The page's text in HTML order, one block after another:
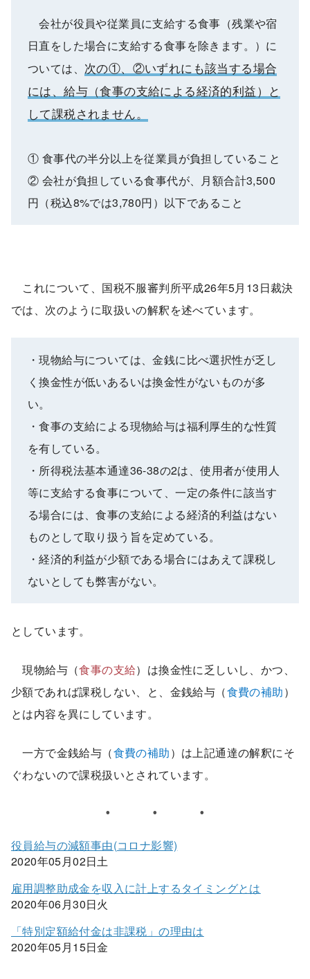
会社が役員や従業員に支給する食事（残業や宿
日直をした場合に支給する食事を除きます。）に
ついては、 次の①、②いずれにも該当する場合
には、給与（食事の支給による経済的利益）と
して課税されません。
① 食事代の半分以上を従業員が負担していること
② 会社が負担している食事代が、月額合計3,500
円（税込8%では3,780円）以下であること
これについて、国税不服審判所平成26年5月13日裁決
では、次のように取扱いの解釈を述べています。
・現物給与については、金銭に比べ選択性が乏し
く換金性が低いあるいは換金性がないものが多
い。
・食事の支給による現物給与は福利厚生的な性質
を有している。
・所得税法基本通達36-38の2は、使用者が使用人
等に支給する食事について、一定の条件に該当す
る場合には、食事の支給による経済的利益はない
ものとして取り扱う旨を定めている。
・経済的利益が少額である場合にはあえて課税し
ないとしても弊害がない。
としています。
現物給与（食事の支給）は換金性に乏しいし、かつ、
少額であれば課税しない、と、金銭給与（食費の補助）
とは内容を異にしています。
一方で金銭給与（食費の補助）は上記通達の解釈にそ
ぐわないので課税扱いとされています。
役員給与の減額事由(コロナ影響)
2020年05月02日土
雇用調整助成金を収入に計上するタイミングとは
2020年06月30日火
「特別定額給付金は非課税」の理由は
2020年05月15日金